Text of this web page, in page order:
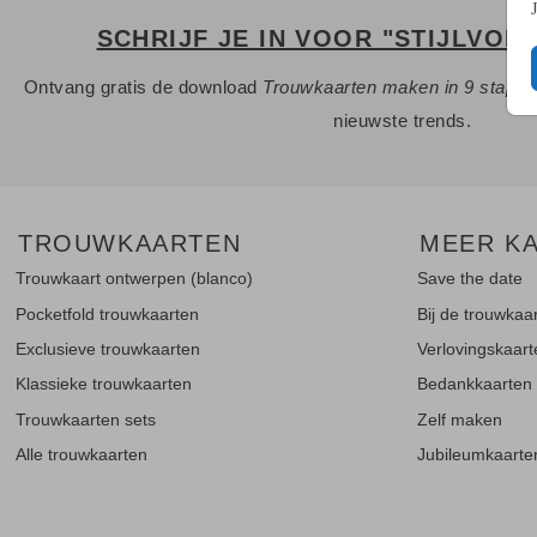
SCHRIJF JE IN VOOR
Ontvang gratis de download Trouwkaarten maken in 9
nieuwste trends.
TROUWKAARTEN
Trouwkaart ontwerpen (blanco)
Pocketfold trouwkaarten
Exclusieve trouwkaarten
Klassieke trouwkaarten
Trouwkaarten sets
Alle trouwkaarten
MEER
Save the date
Bij de
Bedankkaarten
Zelf maken